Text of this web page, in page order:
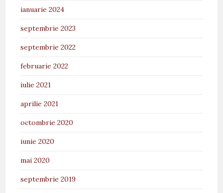
ianuarie 2024
septembrie 2023
septembrie 2022
februarie 2022
iulie 2021
aprilie 2021
octombrie 2020
iunie 2020
mai 2020
septembrie 2019